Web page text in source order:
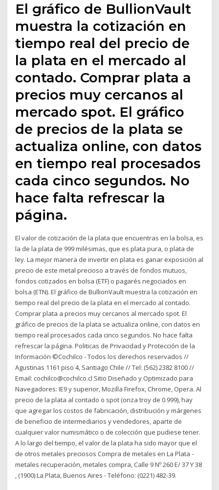
El gráfico de BullionVault
muestra la cotización en
tiempo real del precio de
la plata en el mercado al
contado. Comprar plata a
precios muy cercanos al
mercado spot. El gráfico
de precios de la plata se
actualiza online, con datos
en tiempo real procesados
cada cinco segundos. No
hace falta refrescar la
página.
El valor de cotización de la plata que encuentras en la bolsa, es
la de la plata de 999 milésimas, que es plata pura, o plata de
ley. La mejor manera de invertir en plata es ganar exposición al
precio de este metal precioso a través de fondos mutuos,
fondos cotizados en bolsa (ETF) o pagarés negociados en
bolsa (ETN). El gráfico de BullionVault muestra la cotización en
tiempo real del precio de la plata en el mercado al contado.
Comprar plata a precios muy cercanos al mercado spot. El
gráfico de precios de la plata se actualiza online, con datos en
tiempo real procesados cada cinco segundos. No hace falta
refrescar la página. Politicas de Privacidad y Protección de la
Información ©Cochilco - Todos los derechos reservados //
Agustinas 1161 piso 4, Santiago Chile // Tel: (562) 2382 8100 //
Email: cochilco@cochilco.cl Sitio Diseñado y Optimizado para
Navegadores: IE9 y superior, Mozilla Firefox, Chrome, Opera. Al
precio de la plata al contado o spot (onza troy de 0.999), hay
que agregar los costos de fabricación, distribución y márgenes
de beneficio de intermediarios y vendedores, aparte de
cualquier valor numismático o de colección que pudiese tener.
A lo largo del tiempo, el valor de la plata ha sido mayor que el
de otros metales preciosos Compra de metales en La Plata -
metales recuperación, metales compra, Calle 9 Nº 260 E/ 37 Y 38
, (1900) La Plata, Buenos Aires - Teléfono: (0221) 482-39.